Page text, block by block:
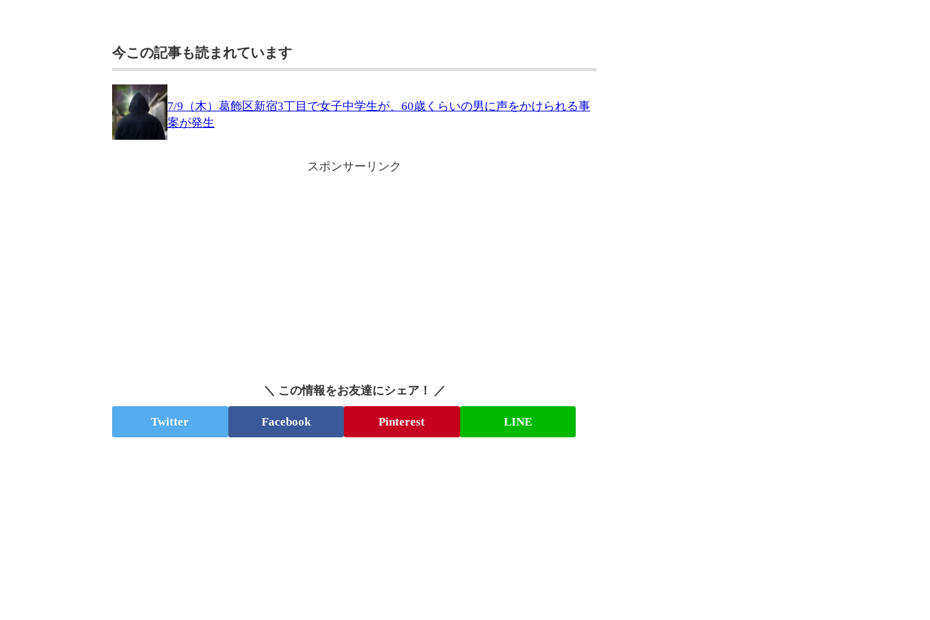
今この記事も読まれています
7/9（木）葛飾区新宿3丁目で女子中学生が、60歳くらいの男に声をかけられる事
案が発生
スポンサーリンク
＼ この情報をお友達にシェア！ ／
Twitter Facebook Pinterest LINE